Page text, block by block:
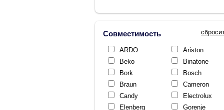
Совместимость
ARDO
Ariston
Beko
Binatone
Bork
Bosch
Braun
Cameron
Candy
Electrolux
Elenberg
Gorenje